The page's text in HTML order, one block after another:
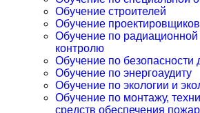
Обучение строителей
Обучение проектировщиков
Обучение по
контролю
Обучение по
Обучение по энергоаудиту
Обучение по экологии и
Обучение по монтажу,
средств обеспечения